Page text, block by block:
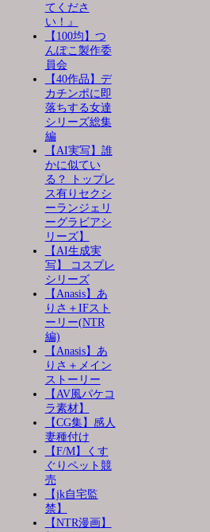
てくださ
い！』
【100均】つ
んぽこ製作委
員会
【40作品】デ
カチンポに即
落ちする女達
シリーズ総集
編
【AI実写】誰
かに似てい
る？ トップレ
ス有りセクシ
ーランジェリ
ーグラビアシ
リーズ】
【AI生成実
写】 コスプレ
シリーズ
【Anasis】あ
りさ＋IFスト
ーリー(NTR
編)
【Anasis】あ
りさ＋メイン
ストーリー
【AV風パケコ
ラ素材】
【CG集】感人
妻種付け
【F/M】くす
ぐりペット競
売
【jk自宅監
禁】
【NTR漫画】